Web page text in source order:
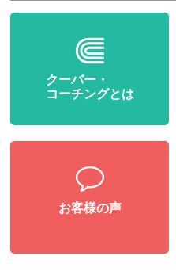
クーバー・
コーチングとは
お客様の声